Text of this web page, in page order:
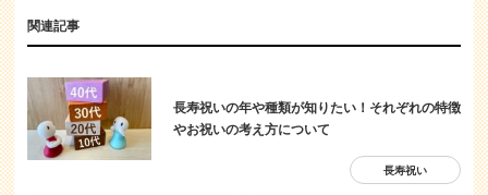
関連記事
長寿祝いの年や種類が知りたい！それぞれの特徴
やお祝いの考え方について
長寿祝い